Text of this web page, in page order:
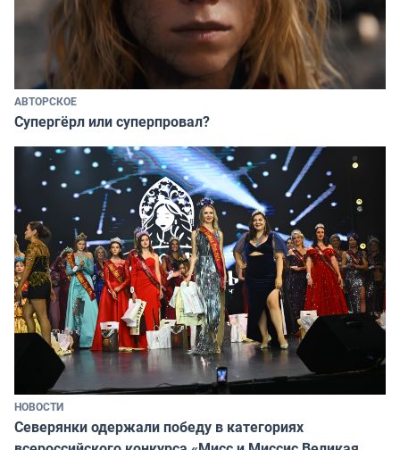
АВТОРСКОЕ
Супергёрл или суперпровал?
НОВОСТИ
Северянки одержали победу в категориях